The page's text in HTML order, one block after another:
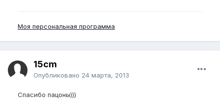
Моя персональная программа
15cm
Опубликовано 24 марта, 2013
Спасибо пацоны)))